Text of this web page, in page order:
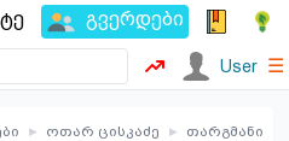
გვერდები
User ☰
▸ ოთარ ცისკაძე ▸ თარგმანი